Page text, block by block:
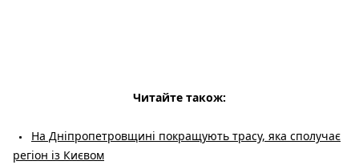
Читайте також:
На Дніпропетровщині покращують трасу, яка сполучає
регіон із Києвом